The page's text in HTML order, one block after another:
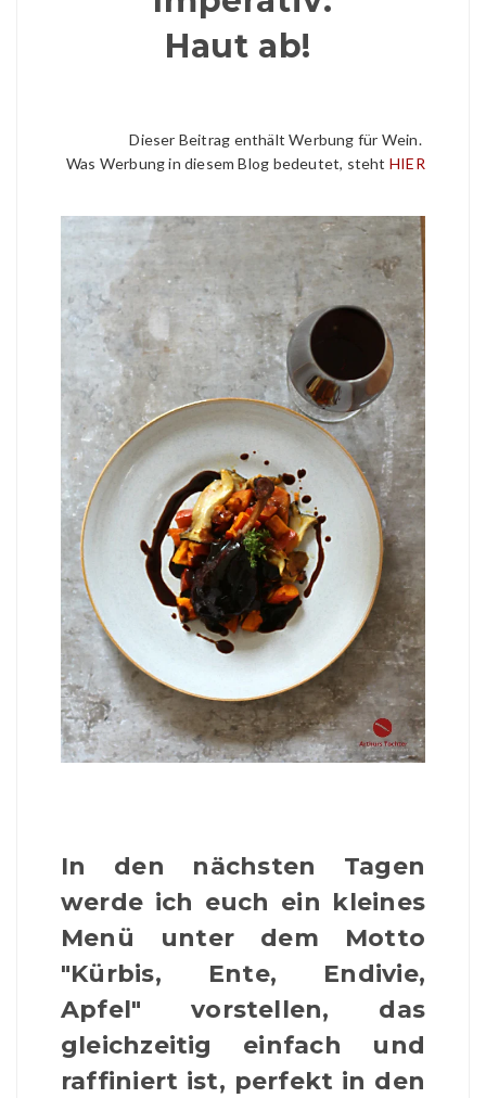
Haut ab!
Dieser Beitrag enthält Werbung für Wein.
Was Werbung in diesem Blog bedeutet, steht HIER
In den nächsten Tagen
werde ich euch ein kleines
Menü unter dem Motto
"Kürbis, Ente, Endivie,
Apfel" vorstellen, das
gleichzeitig einfach und
raffiniert ist, perfekt in den